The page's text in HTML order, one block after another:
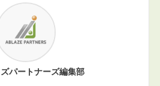
パートナーズ編集部